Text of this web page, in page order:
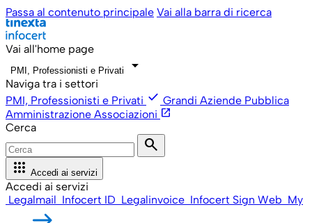
Passa al contenuto principale Vai alla barra di ricerca
Vai all'home page
PMI, Professionisti e Privati arrow_drop_down
Naviga tra i settori
PMI, Professionisti e Privati check Grandi Aziende Pubblica
Amministrazione Associazioni open_in_new
Cerca
search
apps Accedi ai servizi
Accedi ai servizi
Legalmail Infocert ID Legalinvoice Infocert Sign Web My